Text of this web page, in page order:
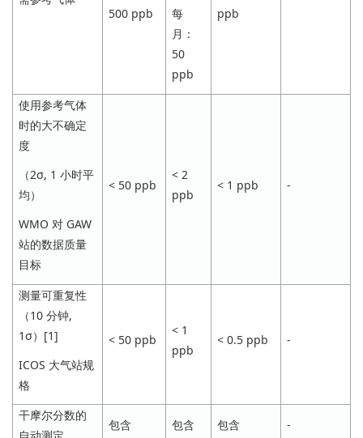
500 ppb
每
月：
50
ppb
ppb
使用参考气体
时的大不确定
度
（2σ, 1 小时平
均）
WMO 对 GAW
站的数据质量
目标
< 50 ppb
< 2
ppb
< 1 ppb -
测量可重复性
（10 分钟,
1σ）[1]
ICOS 大气站规
格
< 50 ppb
< 1
ppb
< 0.5 ppb -
干摩尔分数的
包含 包含 包含 -